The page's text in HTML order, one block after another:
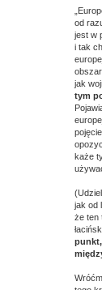
od
jest w
i tak
jak
tym
każe
jak od
że ten
punkt,